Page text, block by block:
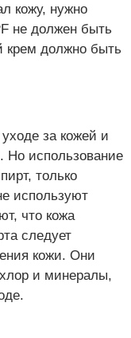
кожу, нужно
не должен быть
крем должно быть
за кожей и
Но использование
только
используют
что кожа
следует
кожи. Они
и минералы,